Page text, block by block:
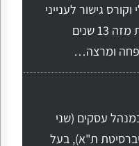
גישור לענייני
משפחה במכללת גומא. מגשרת מזה 13 שנים
ומרצה…
עסקים (שני
ת"א), בעל